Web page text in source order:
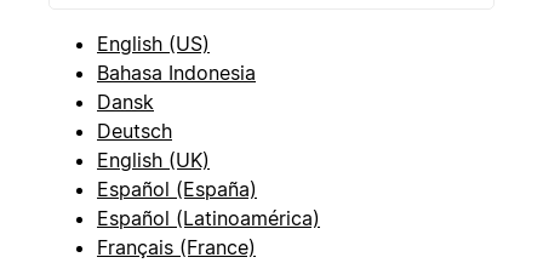
English (US)
Bahasa Indonesia
Dansk
Deutsch
English (UK)
Español (España)
Español (Latinoamérica)
Français (France)